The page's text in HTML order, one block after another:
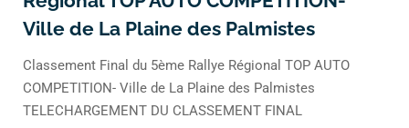
Ville de La Plaine des Palmistes
Classement Final du 5ème Rallye Régional TOP AUTO
COMPETITION- Ville de La Plaine des Palmistes
TELECHARGEMENT DU CLASSEMENT FINAL